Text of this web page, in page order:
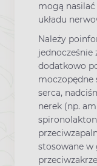
mogą
układu
Należy
dodatkowo
moczopędne
serca,
nerek (np.
stosowane w